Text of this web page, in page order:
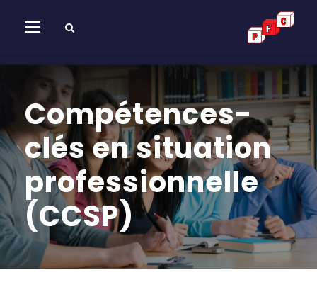
Compétences-
clés en situation
professionnelle
(CCSP)